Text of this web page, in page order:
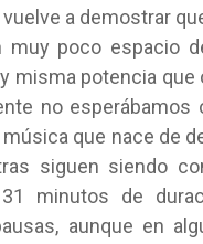
vuelve a demostrar
poco espacio
misma potencia
no esperábamos
que nace de
siguen siendo
minutos de
aunque en